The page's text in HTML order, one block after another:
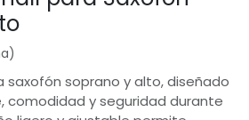
saxofón soprano y alto, diseñado
comodidad y seguridad durante